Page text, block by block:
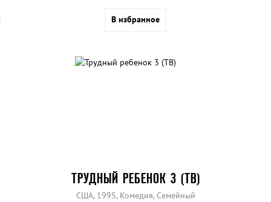
В избранное
ТРУДНЫЙ РЕБЕНОК 3 (ТВ)
США, 1995, Комедия, Семейный